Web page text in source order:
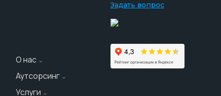
О нас
О компании
Аутсорсинг
Персонал на склад
Услуги
Задать вопрос